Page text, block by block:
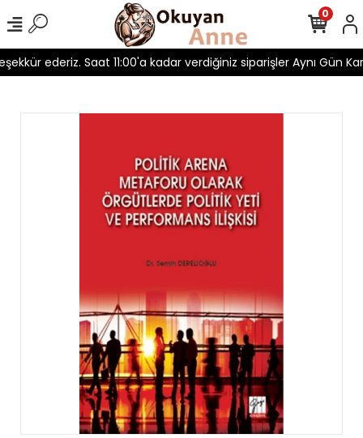
ederiz. Saat 11:00'a kadar verdiğiniz siparişler Aynı Gün
0